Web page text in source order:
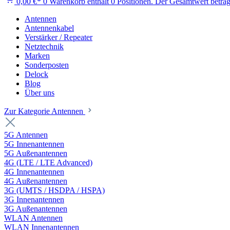
Antennen
Antennenkabel
Verstärker / Repeater
Netztechnik
Marken
Sonderposten
Delock
Blog
Über uns
Zur Kategorie Antennen
5G Antennen
5G Innenantennen
5G Außenantennen
4G (LTE / LTE Advanced)
4G Innenantennen
4G Außenantennen
3G (UMTS / HSDPA / HSPA)
3G Innenantennen
3G Außenantennen
WLAN Antennen
WLAN Innenantennen